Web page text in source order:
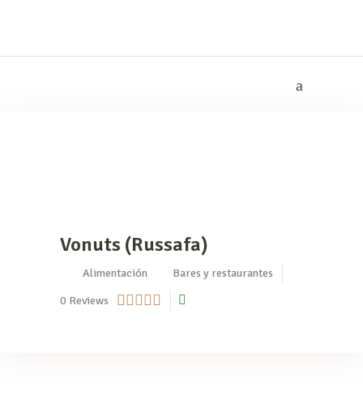
Vonuts (Russafa)
Alimentación
Bares y restaurantes
0 Reviews